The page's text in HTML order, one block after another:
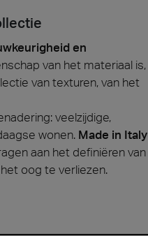
en
van het materiaal is,
van texturen, van het
veelzijdige,
wonen. Made in Italy
aan het definiëren van
oog te verliezen.